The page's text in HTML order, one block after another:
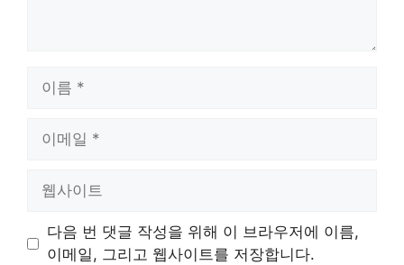
트
다음 번 댓글 작성을 위해 이 브라우저에 이름,
이메일, 그리고 웹사이트를 저장합니다.